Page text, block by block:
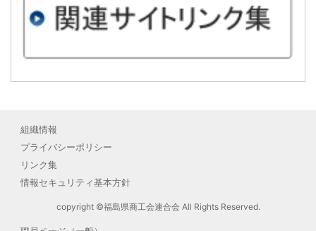
組織情報
プライバシーポリシー
リンク集
情報セキュリティ基本方針
copyright ©福島県商工会連合会 All Rights Reserved.